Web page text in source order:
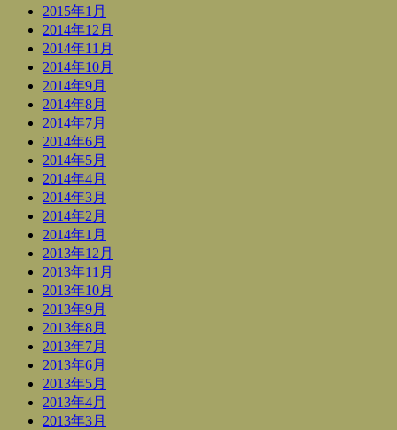
2015年1月
2014年12月
2014年11月
2014年10月
2014年9月
2014年8月
2014年7月
2014年6月
2014年5月
2014年4月
2014年3月
2014年2月
2014年1月
2013年12月
2013年11月
2013年10月
2013年9月
2013年8月
2013年7月
2013年6月
2013年5月
2013年4月
2013年3月